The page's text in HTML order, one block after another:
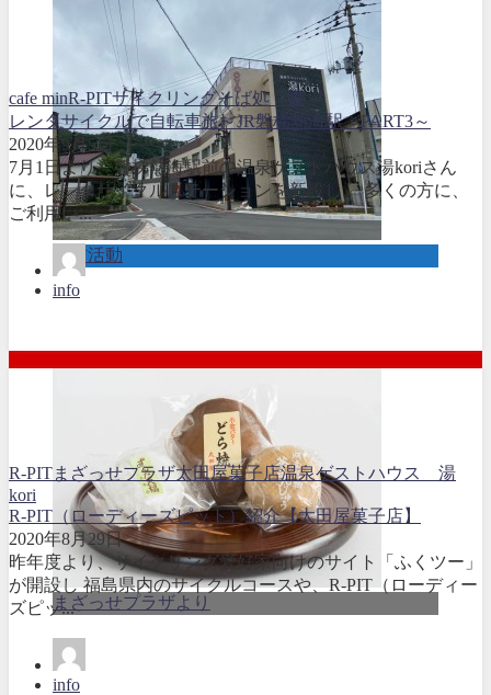
取材活動
cafe minR-PITサイクリングそば処 森
レンタサイクルで自転車旅～JR磐梯熱海駅・PART3～
2020年9月5日
7月1日より、磐梯熱海駅前の温泉ゲストハウス湯koriさん
に、レンタサイクルステーションを新設し、 多くの方に、
ご利用い...
info
まざっせプラザより
R-PITまざっせプラザ太田屋菓子店温泉ゲストハウス 湯
kori
R-PIT（ローディーズピット）紹介【太田屋菓子店】
2020年8月29日
昨年度より、サイクリング愛好家向けのサイト「ふくツー」
が開設し 福島県内のサイクルコースや、R-PIT（ローディー
ズピッ...
info